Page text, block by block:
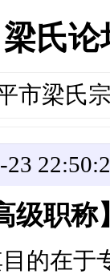
梁氏
市梁氏
级职称
在于